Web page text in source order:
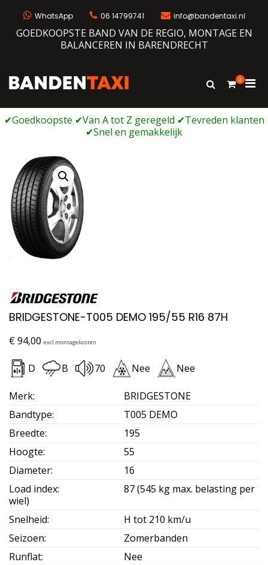
WhatsApp 06 14799741 info@bandentaxi.nl
GOEDKOOPSTE BAND VAN DE REGIO, MONTAGE EN
BALANCEREN IN BARENDRECHT
Bandengarage met eigen webshop
Toon
0
voor
BRIDGESTONE-T005 DEMO 195/55 R16 87H
€94,00 excl montagekosten
D B 70 Nee Nee
Merk:
BRIDGESTONE
Bandtype:
T005 DEMO
Breedte:
195
Hoogte:
55
Diameter:
16
Load index:
87 (545 kg max. belasting per
wiel)
Snelheid:
H tot 210 km/u
Seizoen:
Zomerbanden
Runflat:
Nee